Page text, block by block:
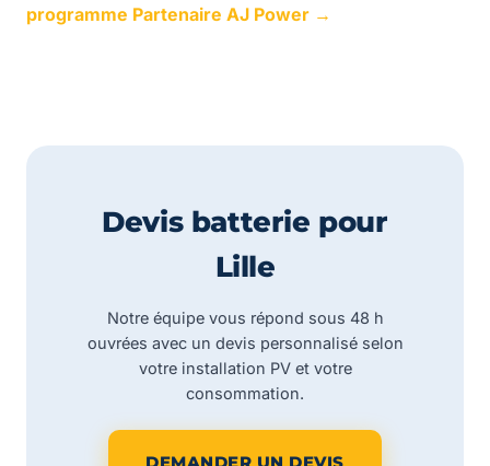
programme Partenaire AJ Power →
Devis batterie pour
Lille
Notre équipe vous répond sous 48 h
ouvrées avec un devis personnalisé selon
votre installation PV et votre
consommation.